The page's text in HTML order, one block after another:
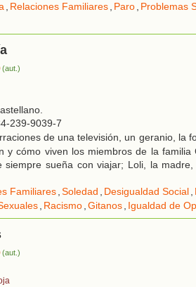
, Relaciones Familiares, Paro, Problemas
(aut.)
239-9039-7
de una televisión, un geranio, la
y cómo viven los miembros de la familia
siempre sueña con viajar; Loli, la
Familiares Soledad Desigualdad Social
Racismo Gitanos Igualdad de
(aut.)